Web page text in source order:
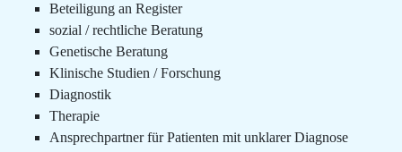
Beteiligung an Register
sozial / rechtliche Beratung
Genetische Beratung
Klinische Studien / Forschung
Diagnostik
Therapie
Ansprechpartner für Patienten mit unklarer Diagnose